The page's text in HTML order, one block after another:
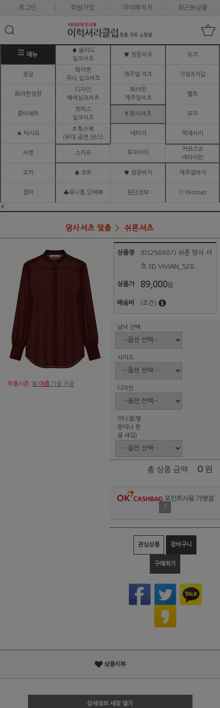
로그인 회원가입 마이페이지 최근본상품
메뉴
♠ 솔리드
실크셔츠
♥ 정장셔츠 슈즈
정장
화려한
무늬 실크셔츠
캐주얼 셔츠 가방&지갑
화려한정장
디자인
배색실크셔츠
화려한
캐주얼셔츠
벨트
콤비세트
핫픽스
실크셔츠
# 망사셔츠 모자
★ 턱시도
♬ 특수복
(무대.공연,댄스)
넥타이 액세서리
자켓 스카프 루프타이
커프스&
넥타이핀
조끼 ♠ 코트 ♥ 정장바지 캐주얼바지
점퍼 ♣유니폼,단체복 원단정보 ♡ Woman
ㅌ
망사셔츠 맞춤 쉬폰셔츠
착용시즌: 봄 여름 가을 겨울
상품명 (DS250907) 쉬폰 망사 셔
츠 SD VIVIAN_528
상품가 89,000원
배송비 (조건)
남녀 선택
사이즈
디자인
이니셜(영
문이나 한
글 새김)
총 상품 금액 0 원
포인트사용 가맹점
?
관심상품 장바구니
구매하기
상품리뷰
상세정보 새창 열기